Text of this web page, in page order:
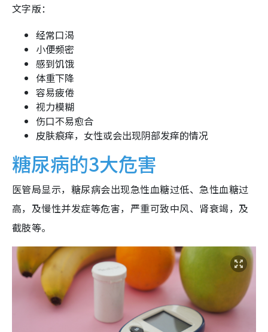
文字版：
经常口渴
小便频密
感到饥饿
体重下降
容易疲倦
视力模糊
伤口不易愈合
皮肤痕痒，女性或会出现阴部发痒的情况
糖尿病的3大危害
医管局显示，糖尿病会出现急性血糖过低、急性血糖过
高，及慢性并发症等危害，严重可致中风、肾衰竭，及
截肢等。